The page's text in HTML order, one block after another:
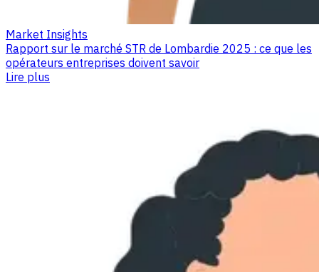
Market Insights
Rapport sur le marché STR de Lombardie 2025 : ce que les
opérateurs entreprises doivent savoir
Lire plus